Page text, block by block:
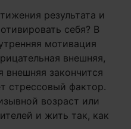
результата и
себя? В
мотивация
внешняя,
внешняя закончится
стрессовый фактор.
возраст или
и жить так, как